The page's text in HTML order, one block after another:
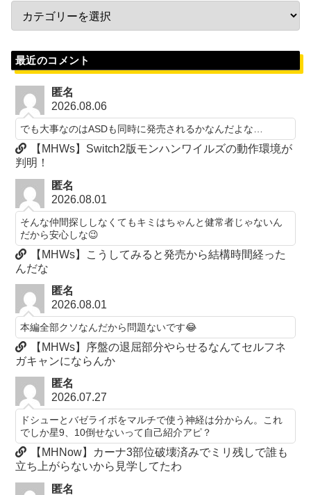
最近のコメント
匿名
2026.08.06
でも大事なのはASDも同時に発売されるかなんだよな…
【MHWs】Switch2版モンハンワイルズの動作環境が
判明！
匿名
2026.08.01
そんな仲間探ししなくてもキミはちゃんと健常者じゃないん
だから安心しな😉
【MHWs】こうしてみると発売から結構時間経った
んだな
匿名
2026.08.01
本編全部クソなんだから問題ないです😂
【MHWs】序盤の退屈部分やらせるなんてセルフネ
ガキャンにならんか
匿名
2026.07.27
ドシューとバゼライボをマルチで使う神経は分からん。これ
でしか星9、10倒せないって自己紹介アピ？
【MHNow】カーナ3部位破壊済みでミリ残しで誰も
立ち上がらないから見学してたわ
匿名